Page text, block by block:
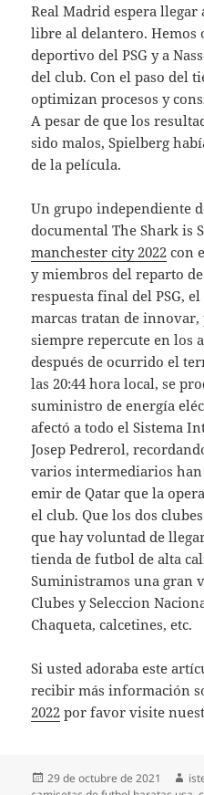
Real Madrid espera
libre al delantero. Hemos
deportivo del PSG y a
del club. Con el paso del
optimizan procesos y
A pesar de que los
sido malos, Spielberg
de la película.
Un grupo independiente
documental The Shark is
manchester city 2022 con
y miembros del reparto
respuesta final del PSG,
marcas tratan de
siempre repercute en los
después de ocurrido el
las 20:44 hora local, se
suministro de energía
afectó a todo el Sistema
Josep Pedrerol,
varios intermediarios
emir de Qatar que la
el club. Que los dos
que hay voluntad de
tienda de futbol de alta
Suministramos una gran
Clubes y Seleccion
Chaqueta, calcetines, etc.
Si usted adoraba este
recibir más información
2022 por favor visite
Publicado
29 de octubre de 2021